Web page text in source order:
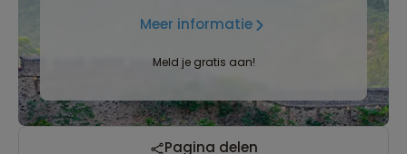
Meer informatie
Meld je gratis aan!
Pagina delen